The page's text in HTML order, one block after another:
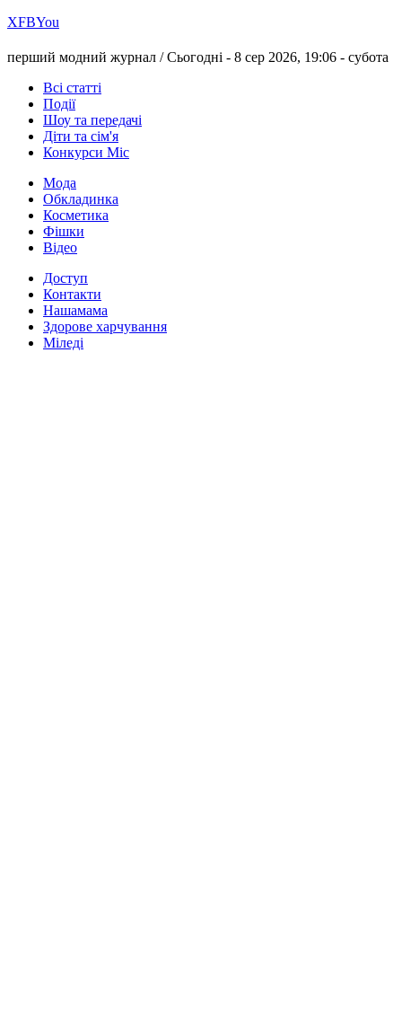
ХFBYou
перший модний журнал /Сьогодні - 8 сер 2026, 19:06 - субота
Всі статті
Події
Шоу та передачі
Діти та сім'я
Конкурси Міс
Мода
Обкладинка
Косметика
Фішки
Відео
Доступ
Контакти
Нашамама
Здорове харчування
Міледі